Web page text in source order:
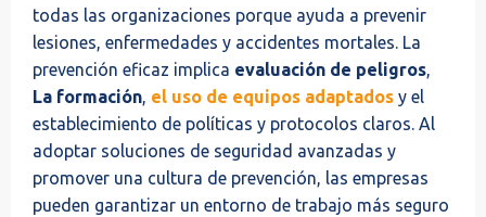
todas las organizaciones porque ayuda a prevenir
lesiones, enfermedades y accidentes mortales. La
prevención eficaz implica evaluación de peligros,
La formación, el uso de equipos adaptados y el
establecimiento de políticas y protocolos claros. Al
adoptar soluciones de seguridad avanzadas y
promover una cultura de prevención, las empresas
pueden garantizar un entorno de trabajo más seguro